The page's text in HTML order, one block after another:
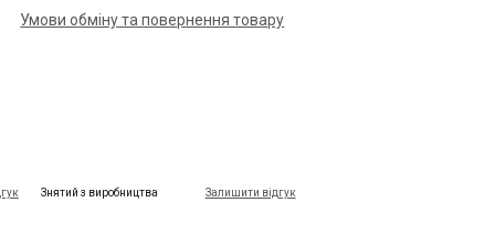
Умови обміну та повернення товару
Знятий з виробництва Залишити відгук